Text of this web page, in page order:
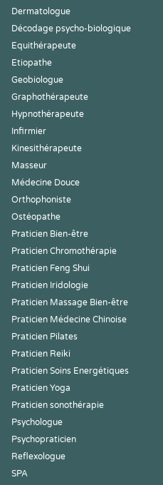
Dermatologue
Décodage psycho-biologique
Equithérapeute
Etiopathe
Geobiologue
Graphothérapeute
Hypnothérapeute
Infirmier
Kinesithérapeute
Masseur
Médecine Douce
Orthophoniste
Ostéopathe
Praticien Bien-être
Praticien Chromothérapie
Praticien Feng Shui
Praticien Iridologie
Praticien Massage Bien-être
Praticien Médecine Chinoise
Praticien Pilates
Praticien Reiki
Praticien Soins Energétiques
Praticien Yoga
Praticien sonothérapie
Psychologue
Psychopraticien
Reflexologue
SPA